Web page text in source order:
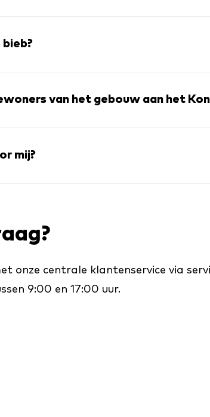
van het gebouw aan het
mij?
onze centrale klantenservice via
9:00 en 17:00 uur.